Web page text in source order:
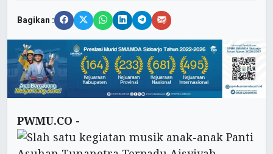
Bagikan :
PWMU.CO -